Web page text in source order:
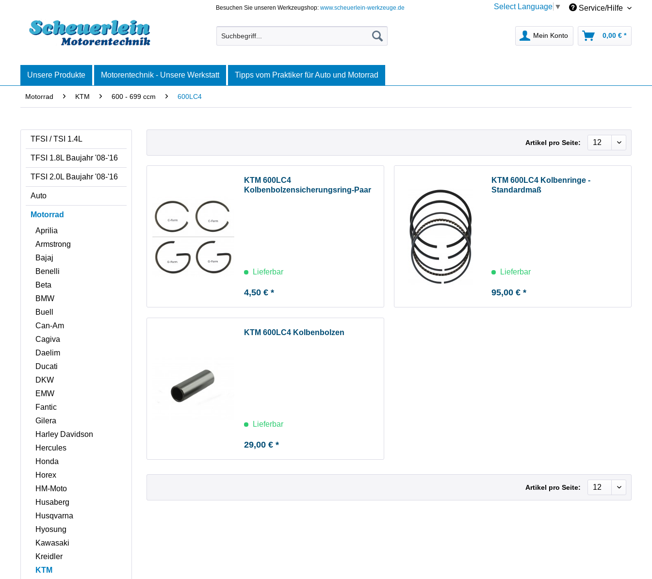
Besuchen Sie unseren Werkzeugshop:www.scheuerlein-werkzeuge.de Select Language ▼ Service/Hilfe
Mein Konto 0,00 € *
Unsere Produkte Motorentechnik - Unsere Werkstatt Tipps vom Praktiker für Auto und Motorrad
Motorrad KTM 600 - 699 ccm 600LC4
TFSI / TSI 1.4L
TFSI 1.8L Baujahr '08-'16
TFSI 2.0L Baujahr '08-'16
Auto
Motorrad
Aprilia
Armstrong
Bajaj
Benelli
Beta
BMW
Buell
Can-Am
Cagiva
Daelim
Ducati
DKW
EMW
Fantic
Gilera
Harley Davidson
Hercules
Honda
Horex
HM-Moto
Husaberg
Husqvarna
Hyosung
Kawasaki
Kreidler
KTM
Artikel pro Seite:
KTM 600LC4
Kolbenbolzensicherungsring-Paar
Lieferbar
4,50 € *
KTM 600LC4 Kolbenringe -
Standardmaß
Lieferbar
95,00 € *
KTM 600LC4 Kolbenbolzen
Lieferbar
29,00 € *
Artikel pro Seite: